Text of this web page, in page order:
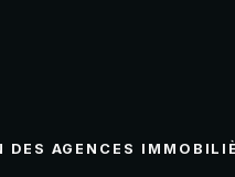
AGENCES